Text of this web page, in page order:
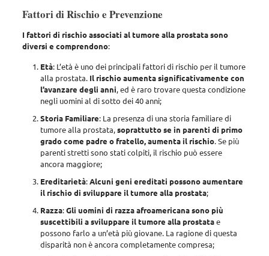
Fattori di Rischio e Prevenzione
I fattori di rischio associati al tumore alla prostata sono
diversi e comprendono:
Età: L’età è uno dei principali fattori di rischio per il tumore
alla prostata. Il rischio aumenta significativamente con
l’avanzare degli anni, ed è raro trovare questa condizione
negli uomini al di sotto dei 40 anni;
Storia Familiare: La presenza di una storia familiare di
tumore alla prostata,soprattutto se in parenti di primo
grado come padre o fratello, aumenta il rischio. Se più
parenti stretti sono stati colpiti, il rischio può essere
ancora maggiore;
Ereditarietà:Alcuni geni ereditati possono aumentare
il rischio di sviluppare il tumore alla prostata;
Razza:Gli uomini di razza afroamericana sono più
suscettibili a sviluppare il tumore alla prostatae
possono farlo a un’età più giovane. La ragione di questa
disparità non è ancora completamente compresa;